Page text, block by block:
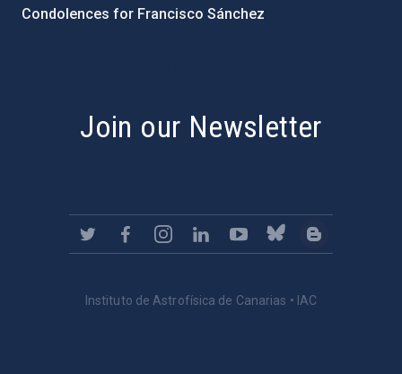
Condolences for Francisco Sánchez
Join our Newsletter
Instituto de Astrofísica de Canarias • IAC